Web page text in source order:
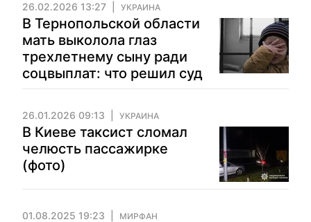
26.02.2026 13:27 УКРАИНА
В Тернопольской области
мать выколола глаз
трехлетнему сыну ради
соцвыплат: что решил суд
26.01.2026 09:13 УКРАИНА
В Киеве таксист сломал
челюсть пассажирке
(фото)
01.08.2025 19:23 МИРФАН